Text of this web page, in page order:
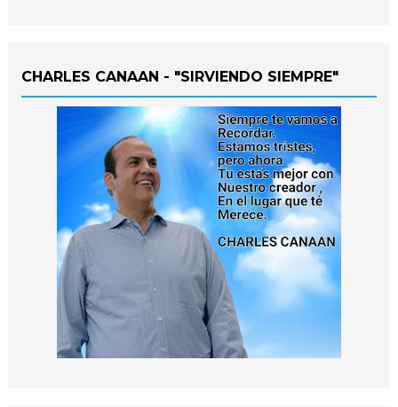
CHARLES CANAAN - "SIRVIENDO SIEMPRE"